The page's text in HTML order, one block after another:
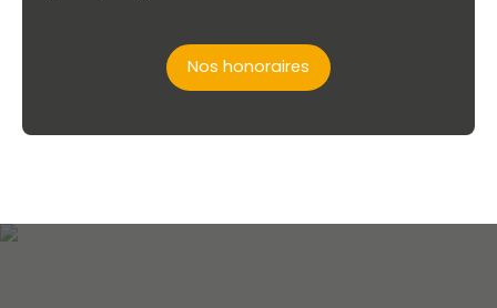
Nos honoraires